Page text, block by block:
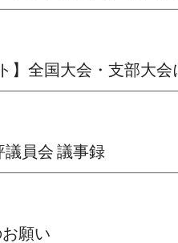
】全国大会・支部大
議員会 議事録
願い